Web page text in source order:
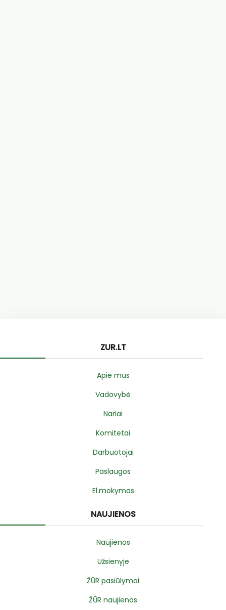
ZUR.LT
Apie mus
Vadovybė
Nariai
Komitetai
Darbuotojai
Paslaugos
El.mokymas
NAUJIENOS
Naujienos
Užsienyje
ŽŪR pasiūlymai
ŽŪR naujienos